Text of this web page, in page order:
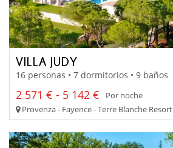
VILLA JUDY
16 personas • 7 dormitorios • 9 baños
2 571 € - 5 142 €
Por noche
Provenza - Fayence - Terre Blanche Resort